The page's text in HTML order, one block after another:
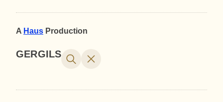
A Haus Production
GERGILS